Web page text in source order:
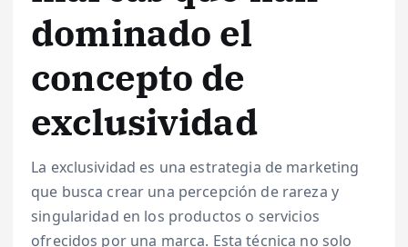
dominado el
concepto de
exclusividad
La exclusividad es una estrategia de marketing
que busca crear una percepción de rareza y
singularidad en los productos o servicios
ofrecidos por una marca. Esta técnica no solo